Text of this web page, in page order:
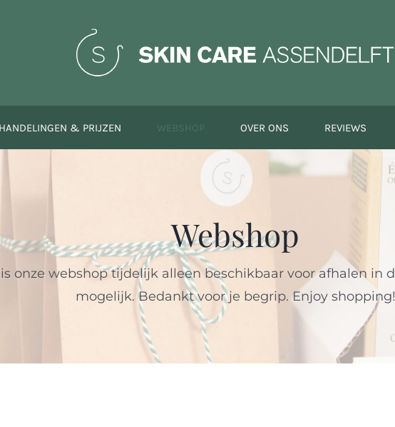
& PRIJZEN WEBSHOP OVER ONS REVIEWS
Webshop
onze webshop tijdelijk alleen beschikbaar voor afhalen in
mogelijk. Bedankt voor je begrip. Enjoy shopping!